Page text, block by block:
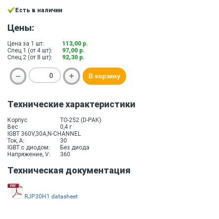
Есть в наличии
Цены:
Цена за 1 шт:
113,00 р.
Спец 1 (от 4 шт):
97,00 р.
Спец 2 (от 8 шт):
92,30 р.
Технические характеристики
Корпус
TO-252 (D-PAK)
Вес
0,4 г
IGBT 360V,30A,N-CHANNEL
Ток, A:
30
IGBT с диодом:
Без диода
Напряжение, V:
360
Техническая документация
RJP30H1 datasheet